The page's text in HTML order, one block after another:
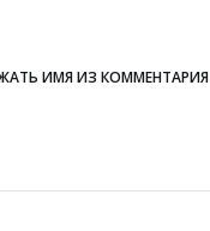
ИМЯ ИЗ КОММЕНТАРИЯ